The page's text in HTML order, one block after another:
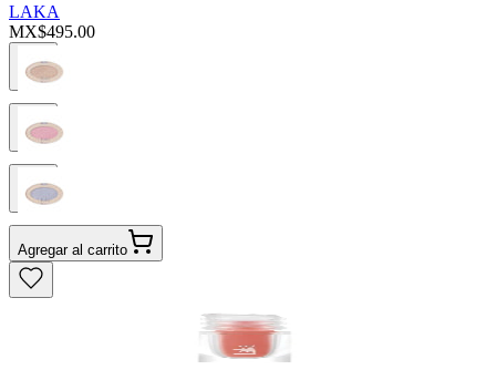
LAKA
MX$495.00
Agregar al carrito